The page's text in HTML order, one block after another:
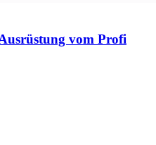
vom Profi